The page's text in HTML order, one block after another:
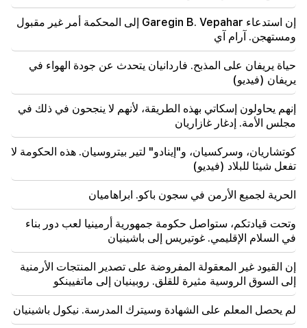
20:20
سوف يتدفق المال مثل النهر. ستصبح علامات الأبراج الثلاثة
هذه غنية في أواخر أغسطس
19:36
حريق كبير في أحد المباني الشاهقة في سايات نوفا. وتم
إجلاء السكان
إن استدعاء Garegin B. Vepahar إلى المحكمة أمر غير مقبول
ومستهجن. آرام آي
حياة يريفان على المذبح. فاردانيان يتحدث عن جودة الهواء في
يريفان (فيديو)
إنهم يحاولون إسكاتي بهذه الطريقة، لأنهم لا ينجحون في ذلك في
مجلس الأمة. إدغار غازاريان
كوتشاريان، وسركسيان، و"إينادو" لتير بيتروسيان. هذه الحكومة لا
تفعل شيئا للبلاد (فيديو)
الحرية لجميع الأرمن في سجون باكو. ابراهاميان
وتحت قيادتكم، ستواصل حكومة جمهورية أرمينيا لعب دور بناء
في السلام الإقليمي. غوتيريس إلى باشينيان
إن القيود غير المعقولة المفروضة على تصدير المنتجات الأرمنية
إلى السوق الروسية مثيرة للقلق. روبينيان إلى ماتفيينكو
لم يحصل المعلم على الشهادة وسيترك المدرسة. نيكول باشينيان